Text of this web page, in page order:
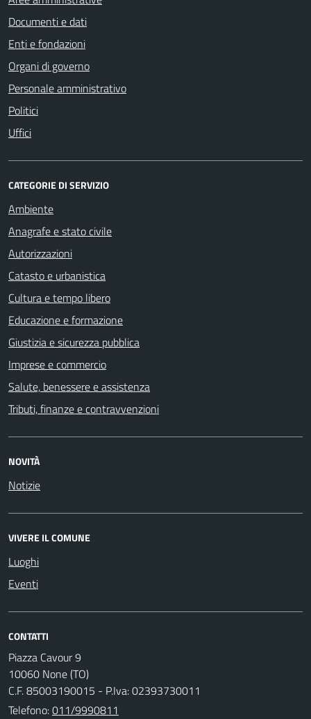
Documenti e dati
Enti e fondazioni
Organi di governo
Personale amministrativo
Politici
Uffici
CATEGORIE DI SERVIZIO
Ambiente
Anagrafe e stato civile
Autorizzazioni
Catasto e urbanistica
Cultura e tempo libero
Educazione e formazione
Giustizia e sicurezza pubblica
Imprese e commercio
Salute, benessere e assistenza
Tributi, finanze e contravvenzioni
NOVITÀ
Notizie
VIVERE IL COMUNE
Luoghi
Eventi
CONTATTI
Piazza Cavour 9
10060 None (TO)
C.F. 85003190015 - P.Iva: 02393730011
Telefono:011/9990811